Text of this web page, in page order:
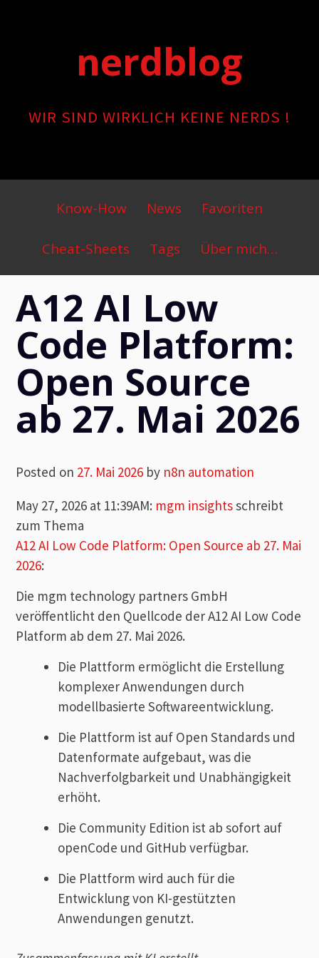
nerdblog
WIR SIND WIRKLICH KEINE NERDS !
Primary
Menu
Know-How News Favoriten
Cheat-Sheets Tags Über mich…
A12 AI Low
Code Platform:
Open Source
ab 27. Mai 2026
Posted on 27. Mai 2026 by n8n automation
May 27, 2026 at 11:39AM: mgm insightsschreibt
zum Thema
A12 AI Low Code Platform: Open Source ab 27. Mai
2026:
Die mgm technology partners GmbH
veröffentlicht den Quellcode der A12 AI Low Code
Platform ab dem 27. Mai 2026.
Die Plattform ermöglicht die Erstellung
komplexer Anwendungen durch
modellbasierte Softwareentwicklung.
Die Plattform ist auf Open Standards und
Datenformate aufgebaut, was die
Nachverfolgbarkeit und Unabhängigkeit
erhöht.
Die Community Edition ist ab sofort auf
openCode und GitHub verfügbar.
Die Plattform wird auch für die
Entwicklung von KI-gestützten
Anwendungen genutzt.